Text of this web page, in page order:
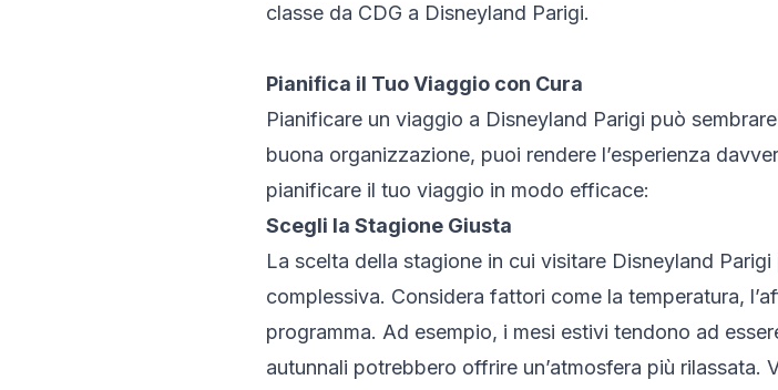
classe da CDG a Disneyland Parigi.
Pianifica il Tuo Viaggio con Cura
Pianificare un viaggio a Disneyland Parigi può
buona organizzazione, puoi rendere l’esperienza
pianificare il tuo viaggio in modo efficace:
Scegli la Stagione Giusta
La scelta della stagione in cui visitare Disneyland
complessiva. Considera fattori come la temperatura,
programma. Ad esempio, i mesi estivi tendono ad
autunnali potrebbero offrire un’atmosfera più